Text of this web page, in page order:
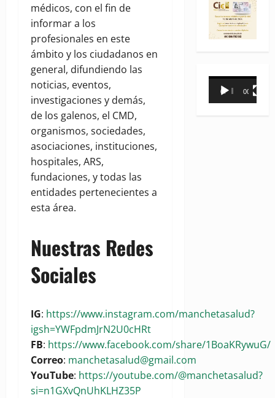
médicos, con el fin de
informar a los
profesionales en este
ámbito y los ciudadanos en
general, difundiendo las
noticias, eventos,
investigaciones y demás,
de los galenos, el CMD,
organismos, sociedades,
asociaciones, instituciones,
hospitales, ARS,
fundaciones, y todas las
entidades pertenecientes a
esta área.
Nuestras Redes
Sociales
IG: https://www.instagram.com/manchetasalud?
igsh=YWFpdmJrN2U0cHRt
FB: https://www.facebook.com/share/1BoaKRywuG/
Correo: manchetasalud@gmail.com
YouTube: https://youtube.com/@manchetasalud?
si=n1GXvQnUhKLHZ35P
Reproductor
00:00 00:31